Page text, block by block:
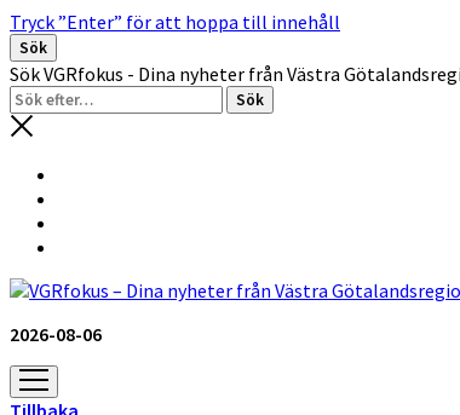
Tryck ”Enter” för att hoppa till innehåll
Sök
Sök VGRfokus - Dina nyheter från Västra
2026-08-06
öppna
meny
Tillbaka